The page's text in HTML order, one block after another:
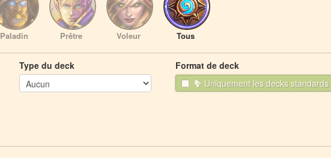
Paladin Prêtre Voleur Tous
Type du deck
Format de deck
Uniquement les decks standards